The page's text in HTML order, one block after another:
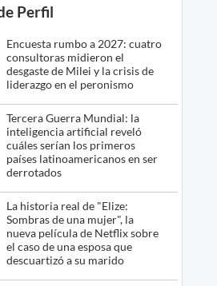
Perfil
Encuesta rumbo a 2027: cuatro
consultoras midieron el
desgaste de Milei y la crisis de
liderazgo en el peronismo
Tercera Guerra Mundial: la
inteligencia artificial reveló
cuáles serían los primeros
países latinoamericanos en ser
derrotados
La historia real de "Elize:
Sombras de una mujer", la
nueva película de Netflix sobre
el caso de una esposa que
descuartizó a su marido